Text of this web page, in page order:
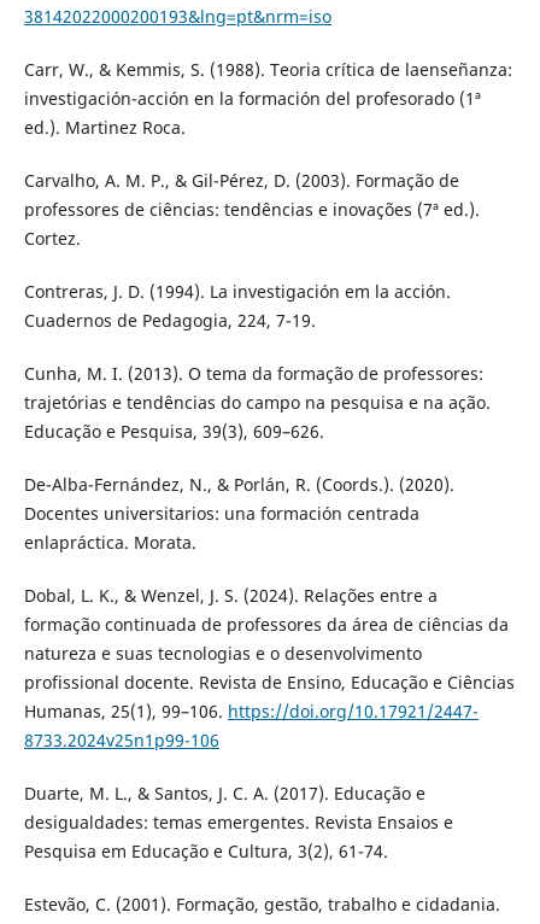
38142022000200193&lng=pt&nrm=iso
Carr, W., & Kemmis, S. (1988). Teoria crítica de laenseñanza:
investigación-acción en la formación del profesorado (1ª
ed.). Martinez Roca.
Carvalho, A. M. P., & Gil-Pérez, D. (2003). Formação de
professores de ciências: tendências e inovações (7ª ed.).
Cortez.
Contreras, J. D. (1994). La investigación em la acción.
Cuadernos de Pedagogia, 224, 7-19.
Cunha, M. I. (2013). O tema da formação de professores:
trajetórias e tendências do campo na pesquisa e na ação.
Educação e Pesquisa, 39(3), 609–626.
De-Alba-Fernández, N., & Porlán, R. (Coords.). (2020).
Docentes universitarios: una formación centrada
enlapráctica. Morata.
Dobal, L. K., & Wenzel, J. S. (2024). Relações entre a
formação continuada de professores da área de ciências da
natureza e suas tecnologias e o desenvolvimento
profissional docente. Revista de Ensino, Educação e Ciências
Humanas, 25(1), 99–106. https://doi.org/10.17921/2447-
8733.2024v25n1p99-106
Duarte, M. L., & Santos, J. C. A. (2017). Educação e
desigualdades: temas emergentes. Revista Ensaios e
Pesquisa em Educação e Cultura, 3(2), 61-74.
Estevão, C. (2001). Formação, gestão, trabalho e cidadania.